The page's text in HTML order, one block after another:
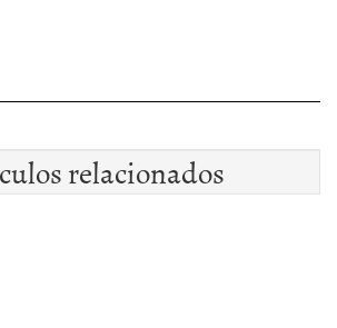
relacionados